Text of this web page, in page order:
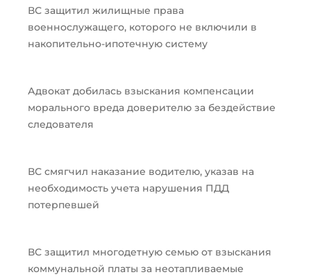
ВС защитил жилищные права
военнослужащего, которого не включили в
накопительно-ипотечную систему
Адвокат добилась взыскания компенсации
морального вреда доверителю за бездействие
следователя
ВС смягчил наказание водителю, указав на
необходимость учета нарушения ПДД
потерпевшей
ВС защитил многодетную семью от взыскания
коммунальной платы за неотапливаемые